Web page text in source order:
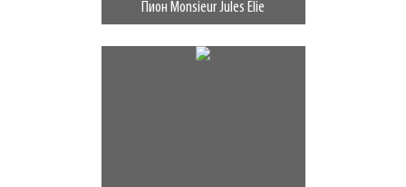
Пион Monsieur Jules Elie